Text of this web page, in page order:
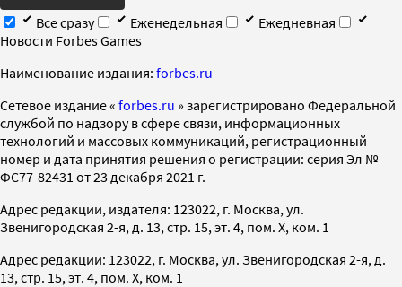
Все сразу
Еженедельная
Ежедневная
Новости Forbes Games
Наименование издания: forbes.ru
Cетевое издание « forbes.ru » зарегистрировано Федеральной
службой по надзору в сфере связи, информационных
технологий и массовых коммуникаций, регистрационный
номер и дата принятия решения о регистрации: серия Эл №
ФС77-82431 от 23 декабря 2021 г.
Адрес редакции, издателя: 123022, г. Москва, ул.
Звенигородская 2-я, д. 13, стр. 15, эт. 4, пом. X, ком. 1
Адрес редакции: 123022, г. Москва, ул. Звенигородская 2-я, д.
13, стр. 15, эт. 4, пом. X, ком. 1